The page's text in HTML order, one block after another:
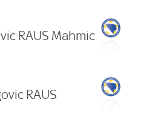
RAUS Mahmic
RAUS